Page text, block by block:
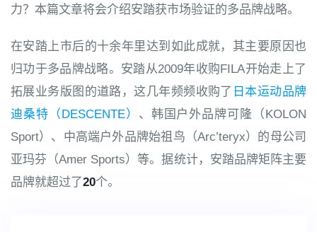
力？本篇文章将会介绍安踏获市场验证的多品牌战略。
在安踏上市后的十余年里达到如此成就，其主要原因也
归功于多品牌战略。安踏从2009年收购FILA开始走上了
拓展业务版图的道路，这几年频频收购了 日本运动品牌
迪桑特（DESCENTE） 、韩国户外品牌可隆（KOLON
Sport）、中高端户外品牌始祖鸟（Arc’teryx）的母公司
亚玛芬（Amer Sports）等。据统计，安踏品牌矩阵主要
品牌就超过了20个。